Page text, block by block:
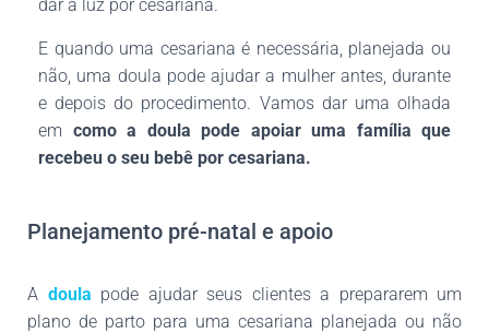
dar à luz por cesariana.
E quando uma cesariana é necessária, planejada ou
não, uma doula pode ajudar a mulher antes, durante
e depois do procedimento. Vamos dar uma olhada
em como a doula pode apoiar uma família que
recebeu o seu bebê por cesariana.
Planejamento pré-natal e apoio
A doula pode ajudar seus clientes a prepararem um
plano de parto para uma cesariana planejada ou não